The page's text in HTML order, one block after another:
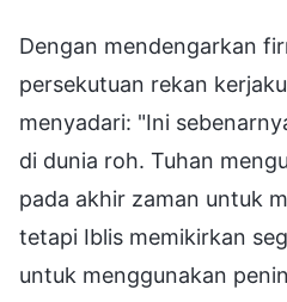
Dengan mendengarkan
persekutuan rekan
menyadari: "Ini
di dunia roh. Tuhan
pada akhir zaman untuk
tetapi Iblis memikirkan
untuk menggunakan